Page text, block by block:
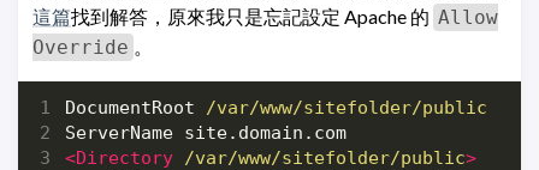
這篇找到解答，原來我只是忘記設定 Apache 的 Allow
Override 。
DocumentRoot
/var/www/sitefolder/public
ServerName
<Directory /var/www/sitefolder/public>